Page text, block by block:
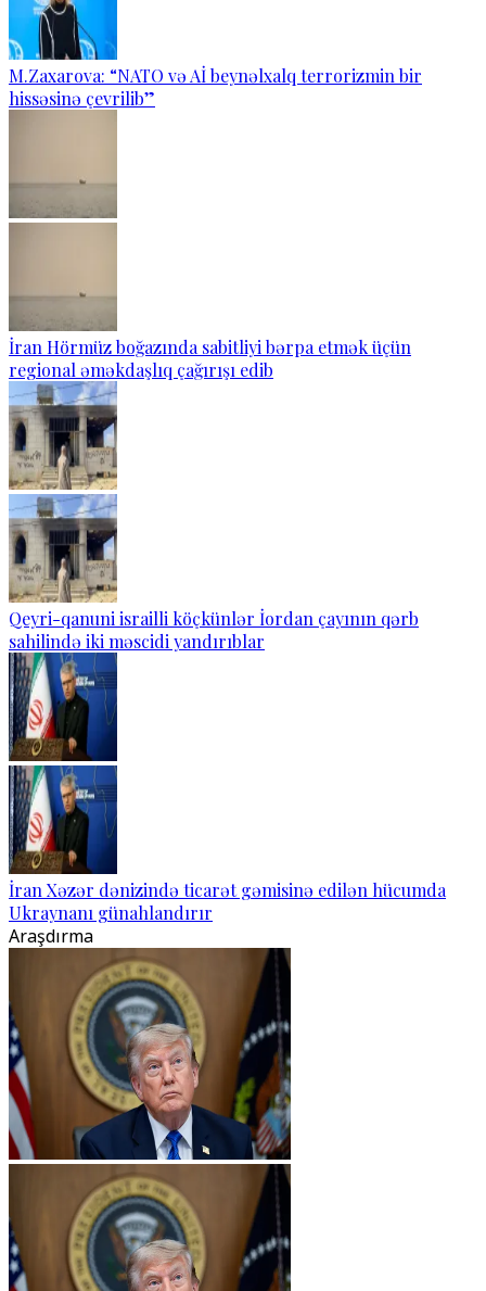
M.Zaxarova: “NATO və Aİ beynəlxalq terrorizmin bir
hissəsinə çevrilib”
İran Hörmüz boğazında sabitliyi bərpa etmək üçün
regional əməkdaşlıq çağırışı edib
Qeyri-qanuni israilli köçkünlər İordan çayının qərb
sahilində iki məscidi yandırıblar
İran Xəzər dənizində ticarət gəmisinə edilən hücumda
Ukraynanı günahlandırır
Araşdırma